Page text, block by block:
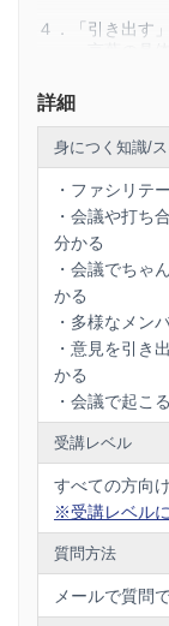
４．「引き出す
・言葉の具体
・事実で捉え
・インタビュ
５．「まとめる
・Tチャート
・実行を促す
６．「まとめる
・言葉の要約
・見せるノー
詳細
身につく知識/
・ファシリテ
・会議や打ち
分かる
・会議でちゃ
かる
・多様なメン
・意見を引き
かる
・会議で起こ
受講レベル
すべての方向け
※受講レベル
質問方法
メールで質問